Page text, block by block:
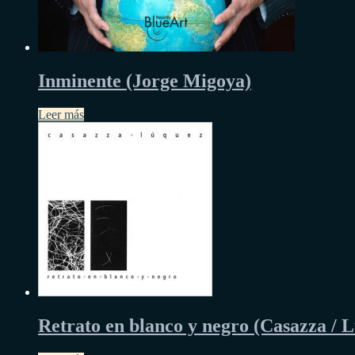
Inminente (Jorge Migoya)
Leer más
Retrato en blanco y negro (Casazza /